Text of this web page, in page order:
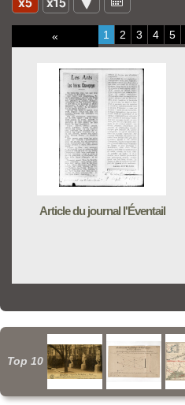
« 1 2 3 4 5
Article du journal l'Éventail
Top 10